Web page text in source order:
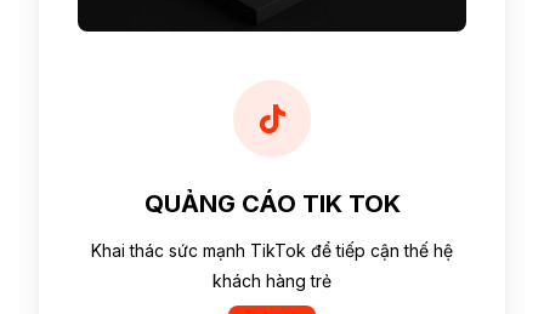
QUẢNG CÁO TIK TOK
Khai thác sức mạnh TikTok để tiếp cận thế hệ
khách hàng trẻ